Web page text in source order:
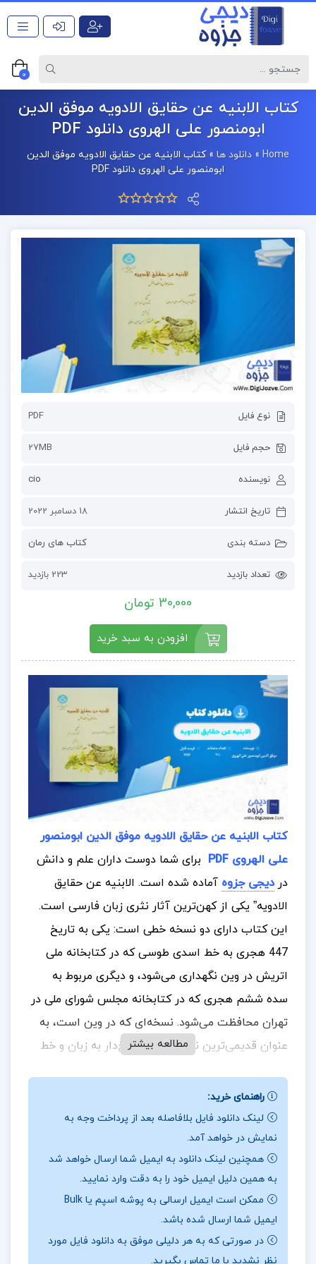
0
کتاب الابنیه عن حقایق الادویه موفق الدین
ابومنصور علی الهروی دانلود PDF
Home
» دانلود ها »کتاب الابنیه عن حقایق الادویه موفق الدین
ابومنصور علی الهروی دانلود PDF
نوع فایل PDF
حجم فایل 27MB
نویسنده cio
تاریخ انتشار 18 دسامبر 2022
دسته بندی کتاب های رمان
تعداد بازدید 223 بازدید
30,000 تومان
افزودن به سبد خرید
کتاب الابنیه عن حقایق الادویه موفق الدین ابومنصور
علی الهروی PDF
برای شما دوست داران علم و دانش
دردیجی جزوه آماده شده است. الابنیه عن حقایق
الادویه” یکی از کهن‌ترین آثار نثری زبان فارسی است.
این کتاب دارای دو نسخه خطی است: یکی به تاریخ
447 هجری به خط اسدی طوسی که در کتابخانه ملی
اتریش در وین نگهداری می‌شود، و دیگری مربوط به
سده ششم هجری که در کتابخانه مجلس شورای ملی در
تهران محافظت می‌شود. نسخه‌ای که در وین است، به
عنوان قدیمی‌ترین نسخه خطی تاریخ‌دار به زبان و خط
در بخشی از کتاب الابنیه عن حقایق الادویه موفق الدین
ابومنصور علی الهروی
علی الهروی، یکی از نخستین آثار مهم در زمینه
داروسازی و طب سنتی فارسی است. این کتاب به
بررسی ویژگی‌ها و خواص مختلف داروهای گیاهی و مواد
مطالعه بیشتر
راهنمای خرید:
لینک دانلود فایل بلافاصله بعد از پرداخت وجه به
نمایش در خواهد آمد.
همچنین لینک دانلود به ایمیل شما ارسال خواهد شد
به همین دلیل ایمیل خود را به دقت وارد نمایید.
ممکن است ایمیل ارسالی به پوشه اسپم یا Bulk
ایمیل شما ارسال شده باشد.
در صورتی که به هر دلیلی موفق به دانلود فایل مورد
نظر نشدید با ما تماس بگیرید.